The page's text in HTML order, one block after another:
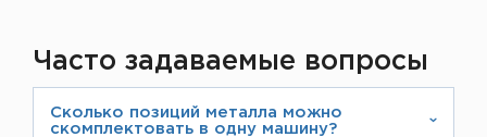
Часто задаваемые вопросы
Сколько позиций металла можно
скомплектовать в одну машину?